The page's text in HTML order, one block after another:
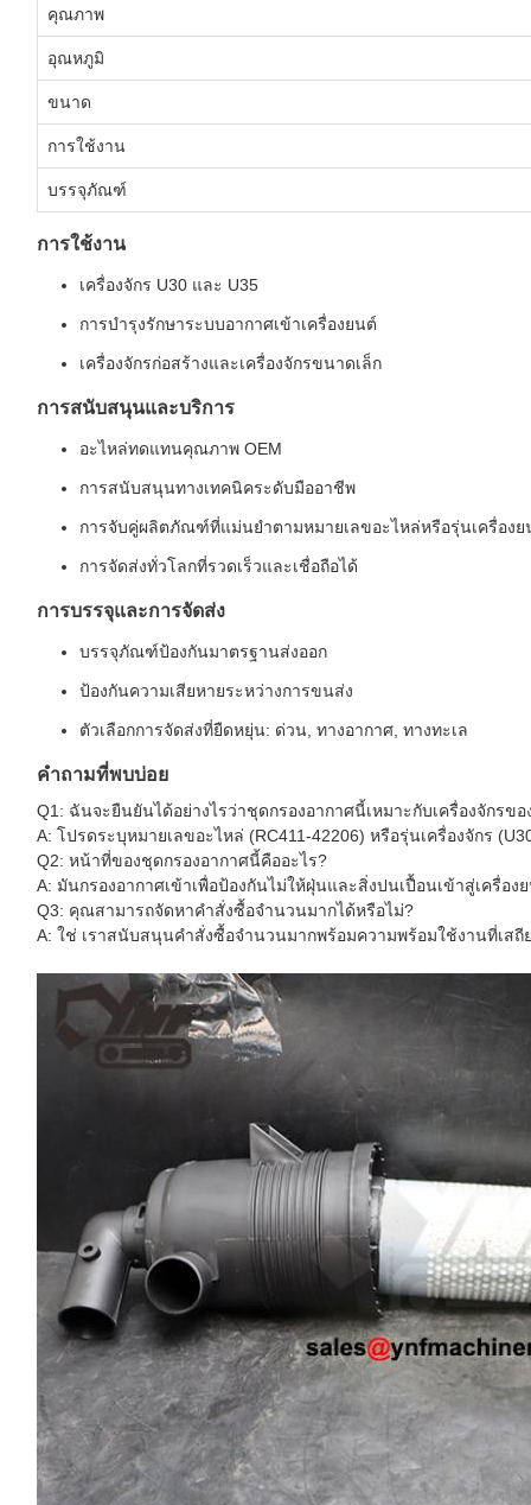
คุณภาพ
อุณหภูมิ
ขนาด
การใช้งาน
บรรจุภัณฑ์
การใช้งาน
เครื่องจักร U30 และ U35
การบำรุงรักษาระบบอากาศเข้าเครื่องยนต์
เครื่องจักรก่อสร้างและเครื่องจักรขนาดเล็ก
การสนับสนุนและบริการ
อะไหล่ทดแทนคุณภาพ OEM
การสนับสนุนทางเทคนิคระดับมืออาชีพ
การจับคู่ผลิตภัณฑ์ที่แม่นยำตามหมายเลขอะไหล่หรือรุ่นเครื่องย
การจัดส่งทั่วโลกที่รวดเร็วและเชื่อถือได้
การบรรจุและการจัดส่ง
บรรจุภัณฑ์ป้องกันมาตรฐานส่งออก
ป้องกันความเสียหายระหว่างการขนส่ง
ตัวเลือกการจัดส่งที่ยืดหยุ่น: ด่วน, ทางอากาศ, ทางทะเล
คำถามที่พบบ่อย
Q1: ฉันจะยืนยันได้อย่างไรว่าชุดกรองอากาศนี้เหมาะกับเครื่องจักรข
A: โปรดระบุหมายเลขอะไหล่ (RC411-42206) หรือรุ่นเครื่องจักร
Q2: หน้าที่ของชุดกรองอากาศนี้คืออะไร?
A: มันกรองอากาศเข้าเพื่อป้องกันไม่ให้ฝุ่นและสิ่งปนเปื้อนเข้าสู่เครื่อง
Q3: คุณสามารถจัดหาคำสั่งซื้อจำนวนมากได้หรือไม่?
A: ใช่ เราสนับสนุนคำสั่งซื้อจำนวนมากพร้อมความพร้อมใช้งานที่เสถี